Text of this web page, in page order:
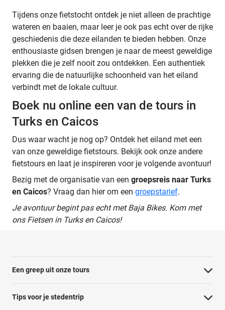
Tijdens onze fietstocht ontdek je niet alleen de prachtige
wateren en baaien, maar leer je ook pas echt over de rijke
geschiedenis die deze eilanden te bieden hebben. Onze
enthousiaste gidsen brengen je naar de meest geweldige
plekken die je zelf nooit zou ontdekken. Een authentiek
ervaring die de natuurlijke schoonheid van het eiland
verbindt met de lokale cultuur.
Boek nu online een van de tours in
Turks en Caicos
Dus waar wacht je nog op? Ontdek het eiland met een
van onze geweldige fietstours. Bekijk ook onze andere
fietstours en laat je inspireren voor je volgende avontuur!
Bezig met de organisatie van een groepsreis naar Turks
en Caicos? Vraag dan hier om een groepstarief.
Je avontuur begint pas echt met Baja Bikes. Kom met
ons Fietsen in Turks en Caicos!
Een greep uit onze tours
Barcelona Panorama tour
Tips voor je stedentrip